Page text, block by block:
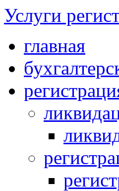
Услуги
главная